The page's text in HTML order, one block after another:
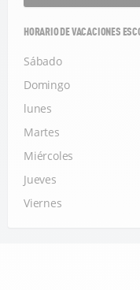
HORARIO DE VACACIONES
Sábado
Domingo
lunes
Martes
Miércoles
Jueves
Viernes